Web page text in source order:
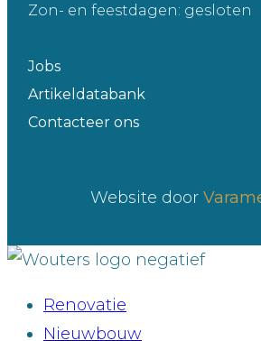
Zon- en feestdagen: gesloten
Jobs
Artikeldatabank
Contacteer ons
Website door
Renovatie
Nieuwbouw